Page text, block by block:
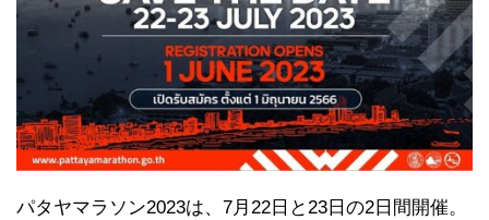
パタヤマラソン2023は、7月22日と23日の2日間開催。